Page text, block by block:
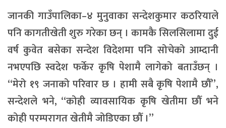
जानकी गाउँपालिका–४ मुनुवाका सन्देशकुमार कठरियाले
पनि कागतीखेती शुरु गरेका छन् । कामकै सिलसिलामा दुई
वर्ष कुवेत बसेका सन्देश विदेशमा पनि सोचेको आम्दानी
नभएपछि स्वदेश फर्केर कृषि पेशामै लागेको बताउँछन् ।
“मेरो १९ जनाको परिवार छ । हामी सबै कृषि पेशामै छौँ”,
सन्देशले भने, “कोही व्यावसायिक कृषि खेतीमा छौँ भने
कोही परम्परागत खेतीमै जोडिएका छौँ ।”